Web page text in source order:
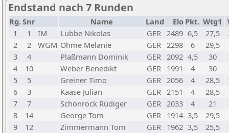
Endstand nach 7 Runden
Rg.Snr Name Land Elo Pkt. Wtg1
1
1 IM Lubbe Nikolas GER 2489 6,5 27,5
2
2 WGM Ohme Melanie GER 2298 6 29,5
3
4 Plaßmann Dominik GER 2092 4,5
30
4
10 Weber Benedikt GER 1991 4 30
5
5 Greiner Timo GER 2056 4 28,5
6
3 Kaase Julian GER 2151 4 28,5
7
7 Schönrock Rüdiger GER 2033 4
21
8
14 George Tom GER 1914 3,5
29,5
9
12 Zimmermann Tom GER 1962 3,5 25,5